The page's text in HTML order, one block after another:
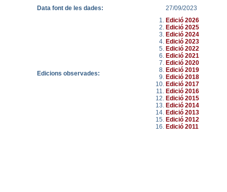
Data font de les dades:
27/09/2023
Edicions observades:
Edició 2026
Edició 2025
Edició 2024
Edició 2023
Edició 2022
Edició 2021
Edició 2020
Edició 2019
Edició 2018
Edició 2017
Edició 2016
Edició 2015
Edició 2014
Edició 2013
Edició 2012
Edició 2011